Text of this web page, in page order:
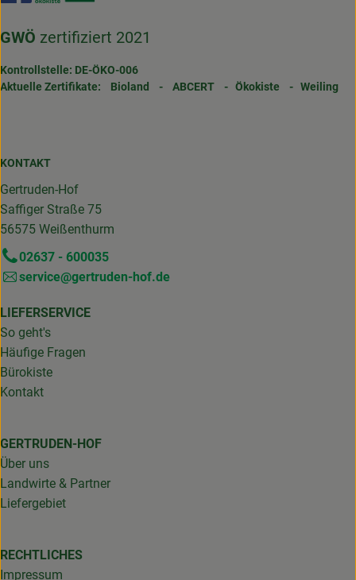
GWÖ zertifiziert 2021
Kontrollstelle: DE-ÖKO-006
Aktuelle Zertifikate: Bioland - ABCERT - Ökokiste - Weiling
KONTAKT
Gertruden-Hof
Saffiger Straße 75
56575 Weißenthurm
02637 - 600035
service@gertruden-hof.de
LIEFERSERVICE
So geht's
Häufige Fragen
Bürokiste
Kontakt
GERTRUDEN-HOF
Über uns
Landwirte & Partner
Liefergebiet
RECHTLICHES
Impressum